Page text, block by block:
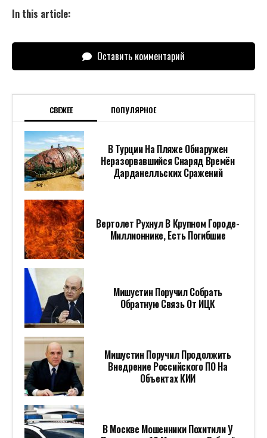
In this article:
Оставить комментарий
СВЕЖЕЕ ПОПУЛЯРНОЕ
В Турции На Пляже Обнаружен
Неразорвавшийся Снаряд Времён
Дарданелльских Сражений
Вертолет Рухнул В Крупном Городе-
Миллионнике, Есть Погибшие
Мишустин Поручил Собрать
Обратную Связь От ИЦК
Мишустин Поручил Продолжить
Внедрение Российского ПО На
Объектах КИИ
В Москве Мошенники Похитили У